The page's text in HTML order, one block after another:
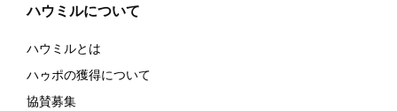
ハウミルについて
ハウミルとは
ハゥポの獲得について
協賛募集